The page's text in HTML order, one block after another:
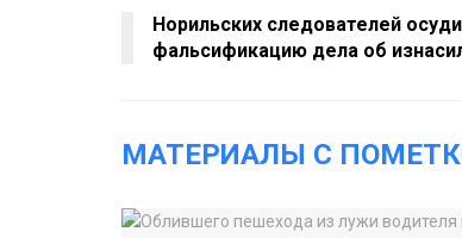
Норильских следователей
фальсификацию дела об
МАТЕРИАЛЫ С